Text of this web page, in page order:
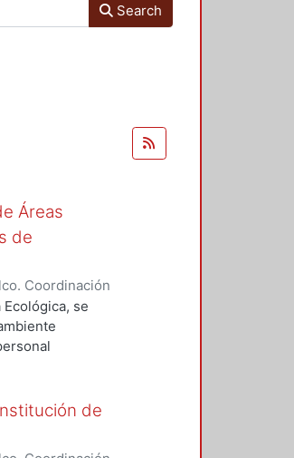
Search
Áreas
de
Coordinación
se
áreas de
de
de los
se tomaron
de